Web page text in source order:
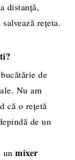
distanță,
rețeta.
de
Nu am
că o rețetă
de un
unmixer